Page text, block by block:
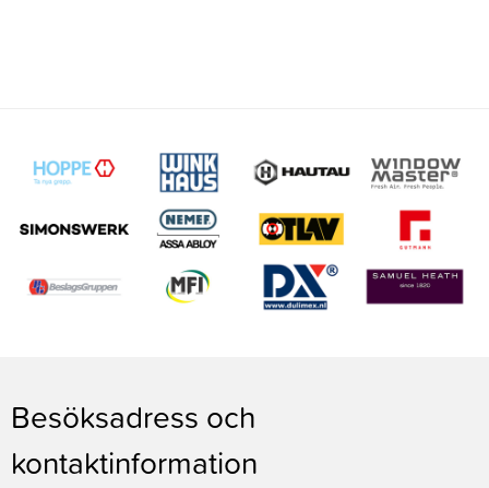
Besöksadress och
kontaktinformation